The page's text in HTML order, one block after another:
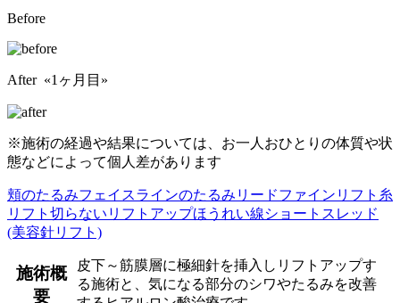
Before
After «1ヶ月目»
※施術の経過や結果については、お一人おひとりの体質や状
態などによって個人差があります
頬のたるみフェイスラインのたるみ リードファインリフト 糸
リフト 切らないリフトアップほうれい線ショートスレッド
(美容針リフト)
施術概
要
皮下～筋膜層に極細針を挿入しリフトアップす
る施術と、気になる部分のシワやたるみを改善